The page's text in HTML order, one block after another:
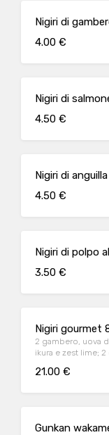
Nigiri di
4.00 €
Nigiri di
4.50 €
Nigiri di
4.50 €
Nigiri di polpo
3.50 €
Nigiri gourmet
2 gambero, uova
ikura e zest lime;
21.00 €
Gunkan